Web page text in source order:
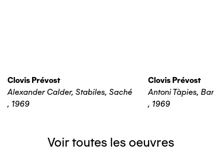
Clovis Prévost
Alexander Calder, Stabiles, Saché
, 1969
Clovis Prévost
Antoni Tàpies,
, 1969
Voir toutes les oeuvres